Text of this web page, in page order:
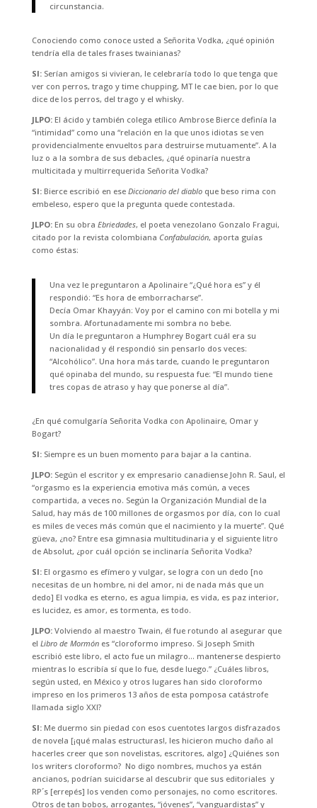
circunstancia.
Conociendo como conoce usted a Señorita Vodka, ¿qué opinión
tendría ella de tales frases twainianas?
SI:Serían amigos si vivieran, le celebraría todo lo que tenga que
ver con perros, trago y time chupping, MT le cae bien, por lo que
dice de los perros, del trago y el whisky.
JLPO:El ácido y también colega etílico Ambrose Bierce definía la
“intimidad” como una “relación en la que unos idiotas se ven
providencialmente envueltos para destruirse mutuamente”. A la
luz o a la sombra de sus debacles, ¿qué opinaría nuestra
multicitada y multirrequerida Señorita Vodka?
SI:Bierce escribió en ese Diccionario del diabloque beso rima con
embeleso, espero que la pregunta quede contestada.
JLPO:En su obra Ebriedades, el poeta venezolano Gonzalo Fragui,
citado por la revista colombiana Confabulación, aporta guías
como éstas:
Una vez le preguntaron a Apolinaire “¿Qué hora es” y él
respondió: “Es hora de emborracharse”.
Decía Omar Khayyán: Voy por el camino con mi botella y mi
sombra. Afortunadamente mi sombra no bebe.
Un día le preguntaron a Humphrey Bogart cuál era su
nacionalidad y él respondió sin pensarlo dos veces:
“Alcohólico”. Una hora más tarde, cuando le preguntaron
qué opinaba del mundo, su respuesta fue: “El mundo tiene
tres copas de atraso y hay que ponerse al día”.
¿En qué comulgaría Señorita Vodka con Apolinaire, Omar y
Bogart?
SI:Siempre es un buen momento para bajar a la cantina.
JLPO:Según el escritor y ex empresario canadiense John R. Saul, el
“orgasmo es la experiencia emotiva más común, a veces
compartida, a veces no. Según la Organización Mundial de la
Salud, hay más de 100 millones de orgasmos por día, con lo cual
es miles de veces más común que el nacimiento y la muerte”. Qué
güeva, ¿no? Entre esa gimnasia multitudinaria y el siguiente litro
de Absolut, ¿por cuál opción se inclinaría Señorita Vodka?
SI:El orgasmo es efímero y vulgar, se logra con un dedo [no
necesitas de un hombre, ni del amor, ni de nada más que un
dedo] El vodka es eterno, es agua limpia, es vida, es paz interior,
es lucidez, es amor, es tormenta, es todo.
JLPO:Volviendo al maestro Twain, él fue rotundo al asegurar que
el Libro de Mormónes “cloroformo impreso. Si Joseph Smith
escribió este libro, el acto fue un milagro… mantenerse despierto
mientras lo escribía sí que lo fue, desde luego.” ¿Cuáles libros,
según usted, en México y otros lugares han sido cloroformo
impreso en los primeros 13 años de esta pomposa catástrofe
llamada siglo XXI?
SI:Me duermo sin piedad con esos cuentotes largos disfrazados
de novela [¡qué malas estructuras!, les hicieron mucho daño al
hacerles creer que son novelistas, escritores, algo] ¿Quiénes son
los writers cloroformo? No digo nombres, muchos ya están
ancianos, podrían suicidarse al descubrir que sus editoriales y
RP´s [errepés] los venden como personajes, no como escritores.
Otros de tan bobos, arrogantes, “jóvenes”, “vanguardistas” y